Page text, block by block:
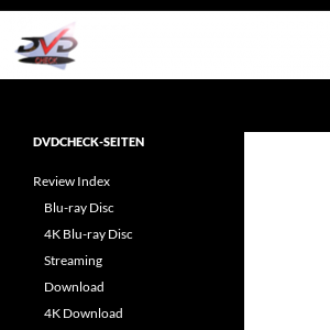
Zum
Inhalt
springen
Reviews rund ums Heimkino &
DVDCHECK-SEITEN
Review Index
Blu-ray Disc
4K Blu-ray Disc
Streaming
Download
4K Download